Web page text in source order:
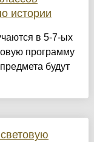
истории
в 5-7-ых
программу
будут